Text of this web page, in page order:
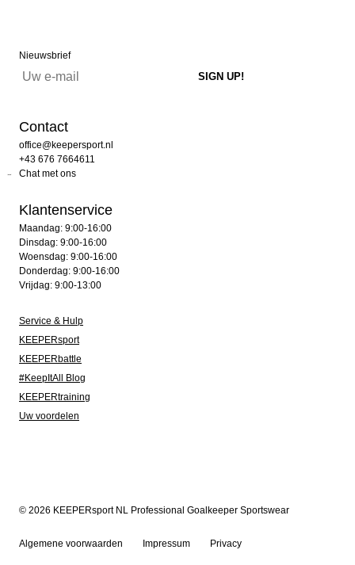
Nieuwsbrief
Contact
office@keepersport.nl
+43 676 7664611
Chat met ons
Klantenservice
Maandag: 9:00-16:00
Dinsdag: 9:00-16:00
Woensdag: 9:00-16:00
Donderdag: 9:00-16:00
Vrijdag: 9:00-13:00
Service & Hulp
KEEPERsport
KEEPERbattle
#KeepItAll Blog
KEEPERtraining
Uw voordelen
© 2026 KEEPERsport NL Professional Goalkeeper Sportswear
Algemene voorwaarden Impressum Privacy